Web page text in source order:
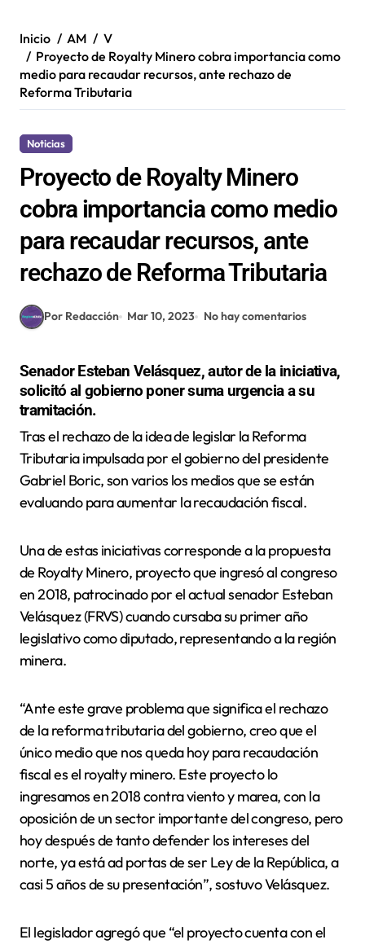
Inicio AM
V
Proyecto de Royalty Minero cobra importancia como
medio para recaudar recursos, ante rechazo de
Reforma Tributaria
Noticias
Proyecto de Royalty Minero
cobra importancia como medio
para recaudar recursos, ante
rechazo de Reforma Tributaria
Por Redacción Mar 10, 2023 No hay comentarios
Senador Esteban Velásquez, autor de la iniciativa,
solicitó al gobierno poner suma urgencia a su
tramitación.
Tras el rechazo de la idea de legislar la Reforma
Tributaria impulsada por el gobierno del presidente
Gabriel Boric, son varios los medios que se están
evaluando para aumentar la recaudación fiscal.
Una de estas iniciativas corresponde a la propuesta
de Royalty Minero, proyecto que ingresó al congreso
en 2018, patrocinado por el actual senador Esteban
Velásquez (FRVS) cuando cursaba su primer año
legislativo como diputado, representando a la región
minera.
“Ante este grave problema que significa el rechazo
de la reforma tributaria del gobierno, creo que el
único medio que nos queda hoy para recaudación
fiscal es el royalty minero. Este proyecto lo
ingresamos en 2018 contra viento y marea, con la
oposición de un sector importante del congreso, pero
hoy después de tanto defender los intereses del
norte, ya está ad portas de ser Ley de la República, a
casi 5 años de su presentación”, sostuvo Velásquez.
El legislador agregó que “el proyecto cuenta con el